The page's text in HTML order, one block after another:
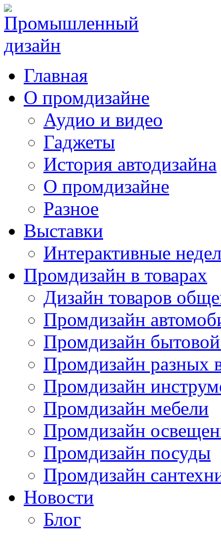
Главная
О промдизайне
Аудио и видео
Гаджеты
История автодизайна
О промдизайне
Разное
Выставки
Интерактивные
Промдизайн в товарах
Дизайн товаров
Промдизайн
Промдизайн
Промдизайн разных
Промдизайн
Промдизайн мебели
Промдизайн
Промдизайн посуды
Промдизайн
Новости
Блог